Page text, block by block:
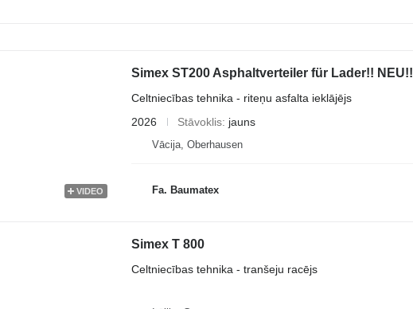
VIDEO
Simex ST200 Asphaltverteiler für Lader!! NEU!!
Celtniecības tehnika - riteņu asfalta ieklājējs
2026
Stāvoklis jauns
Vācija, Oberhausen
Fa. Baumatex
Simex T 800
Celtniecības tehnika - tranšeju racējs